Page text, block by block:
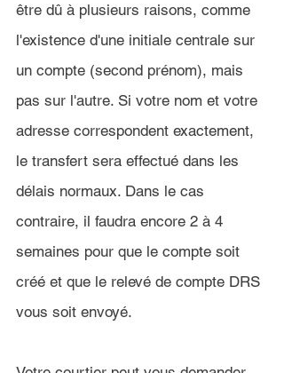
être dû à plusieurs raisons, comme
l'existence d'une initiale centrale sur
un compte (second prénom), mais
pas sur l'autre. Si votre nom et votre
adresse correspondent exactement,
le transfert sera effectué dans les
délais normaux. Dans le cas
contraire, il faudra encore 2 à 4
semaines pour que le compte soit
créé et que le relevé de compte DRS
vous soit envoyé.